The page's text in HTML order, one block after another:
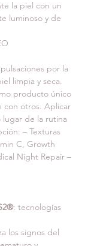
la piel con un
luminoso y de
por la
limpia y seca.
producto único
con otros. Aplicar
de la rutina
– Texturas
C, Growth
Night Repair –
: tecnologías
los signos del